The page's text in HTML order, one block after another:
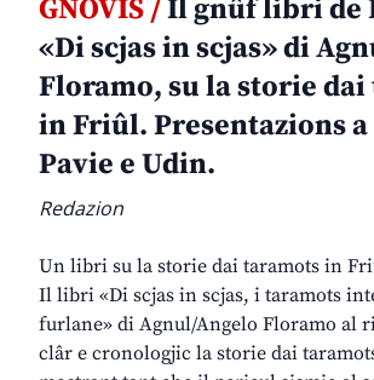
GNOVIS /Il gnûf libri de
«Di scjas in scjas» di
Floramo, su la storie
in Friûl. Presentazions
Pavie e Udin.
Redazion
Un libri su la storie dai taramots in
Il libri «Di scjas in scjas, i taramots
furlane» di Agnul/Angelo Floramo al
clâr e cronologjic la storie dai